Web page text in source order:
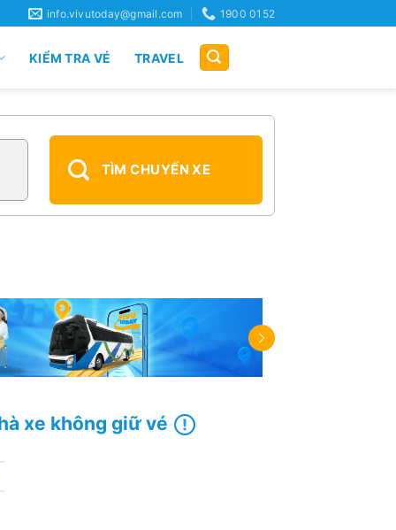
info.vivutoday@gmail.com 1900 0152
KIỂM TRA VÉ TRAVEL
TÌM CHUYẾN XE
xe không giữ vé